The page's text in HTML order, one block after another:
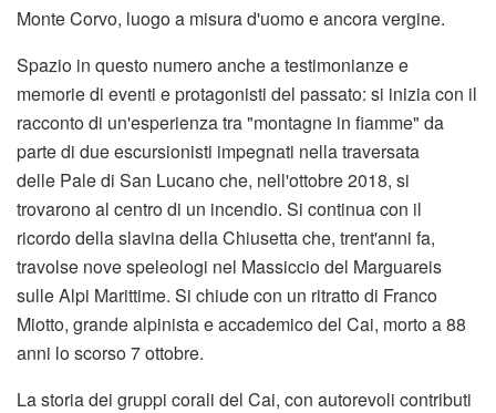
Monte Corvo, luogo a misura d'uomo e ancora vergine.
Spazio in questo numero anche a testimonianze e
memorie di eventi e protagonisti del passato: si inizia con il
racconto di un'esperienza tra "montagne in fiamme" da
parte di due escursionisti impegnati nella traversata
delle Pale di San Lucano che, nell'ottobre 2018, si
trovarono al centro di un incendio. Si continua con il
ricordo della slavina della Chiusetta che, trent'anni fa,
travolse nove speleologi nel Massiccio del Marguareis
sulle Alpi Marittime. Si chiude con un ritratto di Franco
Miotto, grande alpinista e accademico del Cai, morto a 88
anni lo scorso 7 ottobre.
La storia dei gruppi corali del Cai, con autorevoli contributi